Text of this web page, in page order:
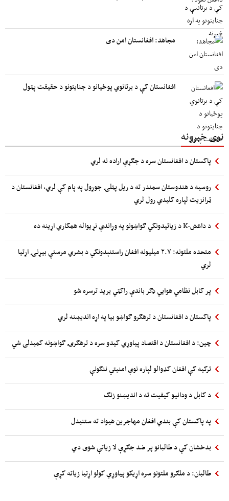
مجاهد: افغانستان امن دی
افغانستان کې د برتانوي پوځیانو د جنایتونو د حقیقت پټول
نوی خبرونه
پاکستان د افغانستان سره د جګړې اراده نه لري
روسیه د هندوستان سمندر ته د ریل پټلۍ جوړول په پام کې لري، افغانستان د
ټرانزیت لپاره کلیدي رول لري
د داعش-K د زیاتیدونکي ګواښونو په وړاندې نړیواله همکاري اړینه ده
متحده ملتونه: ۲.۷ میلیونه افغان راستنېدونکي د بشري مرستې بیړنۍ اړتیا
لري
پر کابل نظامي هوایي ډګر باندې راکټي برید ترسره شو
پاکستان د افغانستان د ترهګرو ګواښو بیا په اړه اندیښنه لري
چین: د افغانستان د اقتصاد پیاوړي کیدو سره د ترهګرۍ ګواښونه کمیدلی شي
ترکیه کې افغان کډوالو لپاره نوې امنیتي ننګونې
د کابل د ودانیو کیفیت ته د اندیښنو زنګ
په پاکستان کې بندي افغان مهاجرین هیواد ته ستنیدل
بدخشان کې د طالبانو پر ضد جګړې لا زیاتې شوی دي
طالبان: د ملګرو ملتونو سره اړیکو پیاوړي کولو اړتیا زیاته کړې